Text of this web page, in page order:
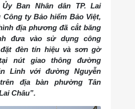
Ban Nhân dân TP. Lai
Công ty Bảo hiểm Bảo Việt,
địa phương đã cắt băng
đưa vào sử dụng công
đèn tín hiệu và sơn gờ
nút giao thông đường
Linh với đường Nguyễn
địa bàn phường Tân
Châu”.